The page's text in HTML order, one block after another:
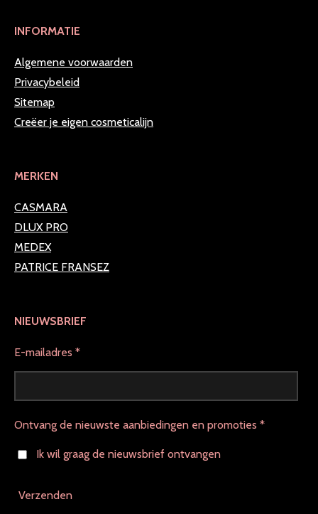
INFORMATIE
Algemene voorwaarden
Privacybeleid
Sitemap
Creëer je eigen cosmeticalijn
MERKEN
CASMARA
DLUX PRO
MEDEX
PATRICE FRANSEZ
NIEUWSBRIEF
E-mailadres *
Ontvang de nieuwste aanbiedingen en promoties *
Ik wil graag de nieuwsbrief ontvangen
Verzenden